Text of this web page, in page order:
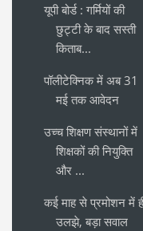
यूपी बोर्ड : गर्मियों की
छुट्टी के बाद सस्ती
किताब...
पॉलीटेक्निक में अब 31
मई तक आवेदन
उच्च शिक्षण संस्थानों में
शिक्षकों की नियुक्ति
और ...
कई माह से प्रमोशन में
उलझे, बड़ा सवाल